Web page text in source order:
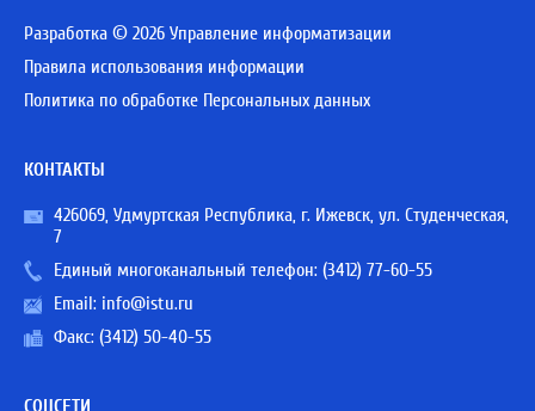
Разработка © 2026 Управление информатизации
Правила использования информации
Политика по обработке Персональных данных
КОНТАКТЫ
426069, Удмуртская Республика, г. Ижевск, ул. Студенческая,
7
Единый многоканальный телефон: (3412) 77-60-55
Email: info@istu.ru
Факс: (3412) 50-40-55
СОЦСЕТИ